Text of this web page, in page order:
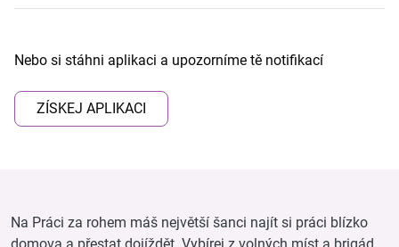
Nebo si stáhni aplikaci a upozorníme tě notifikací
ZÍSKEJ APLIKACI
Na Práci za rohem máš největší šanci najít si práci blízko
domova a přestat dojíždět. Vybírej z volných míst a brigád